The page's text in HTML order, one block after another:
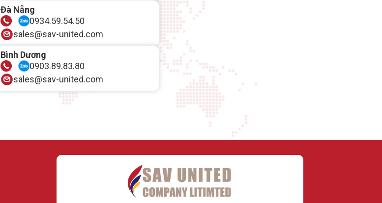
Đà Nẵng
0934.59.54.50
sales@sav-united.com
Bình Dương
0903.89.83.80
sales@sav-united.com